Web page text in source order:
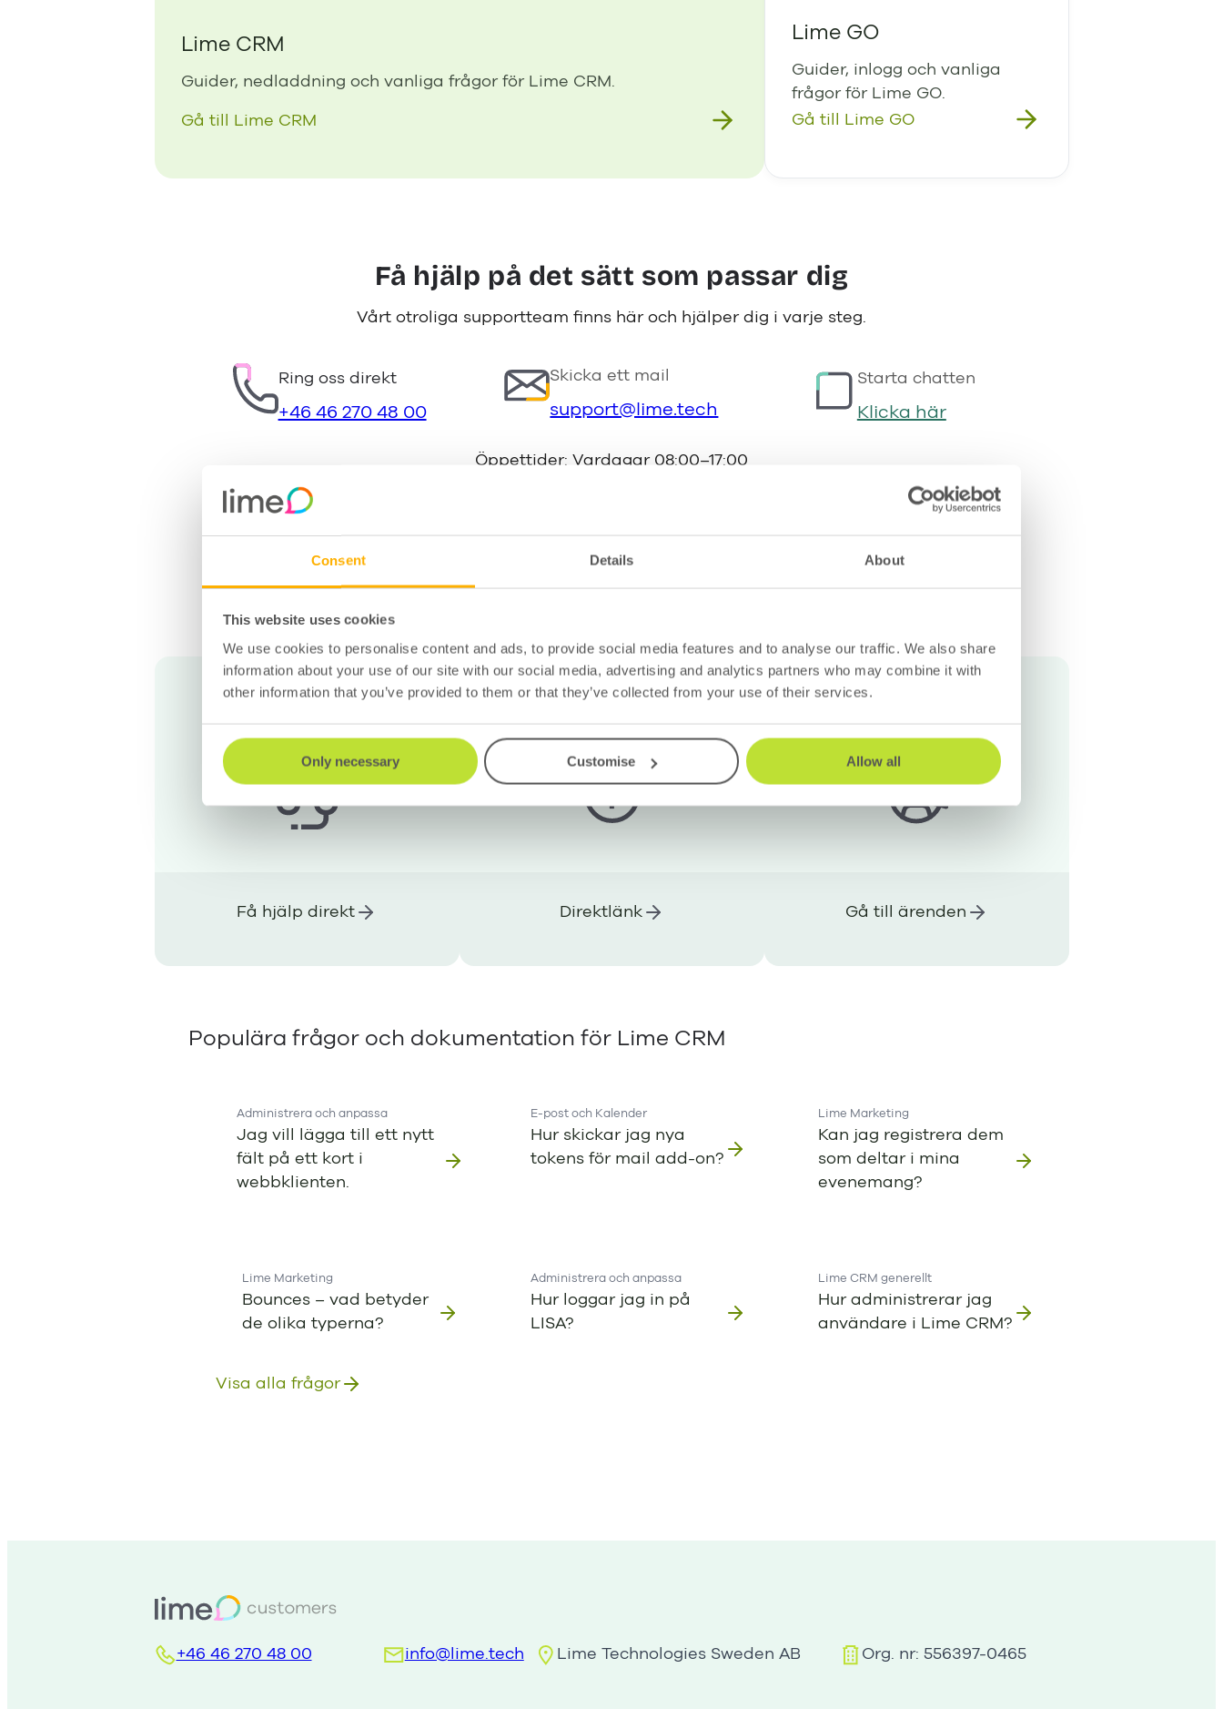
Consent Details About
This website uses cookies
We use cookies to personalise content and ads, to provide social media features and to analyse our traffic. We also share
information about your use of our site with our social media, advertising and analytics partners who may combine it with
other information that you’ve provided to them or that they’ve collected from your use of their services.
Only necessary Customise Allow all
Lime CRM
Guider, nedladdning och vanliga frågor för Lime CRM.
Gå till Lime CRM
Lime GO
Guider, inlogg och vanliga
frågor för Lime GO.
Gå till Lime GO
Få hjälp på det sätt som passar dig
Vårt otroliga supportteam finns här och hjälper dig i varje steg.
Ring oss direkt
+46 46 270 48 00
Skicka ett mail
support@lime.tech
Starta chatten
Klicka här
Öppettider: Vardagar 08:00–17:00
Snabb hjälp för Lime CRM
Vi är här för att hjälpa dig få ut det mesta av Lime CRM
Fjärrhjälp
Vi hjälper dig där du är
Få hjälp direkt
Ladda upp
Direktlänk för filer
Direktlänk
Skapa och följ
Sätt ärende i rullning
Gå till ärenden
Populära frågor och dokumentation för Lime CRM
Administrera och anpassa
Jag vill lägga till ett nytt
fält på ett kort i
webbklienten.
E-post och Kalender
Hur skickar jag nya
tokens för mail add-on?
Lime Marketing
Kan jag registrera dem
som deltar i mina
evenemang?
Lime Marketing
Bounces – vad betyder
de olika typerna?
Administrera och anpassa
Hur loggar jag in på
LISA?
Lime CRM generellt
Hur administrerar jag
användare i Lime CRM?
Visa alla frågor
+46 46 270 48 00 info@lime.tech Lime Technologies Sweden AB Org. nr: 556397-0465